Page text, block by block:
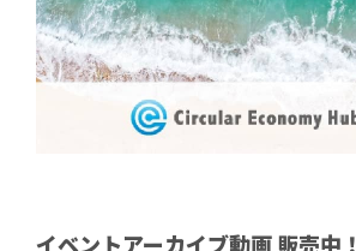
イベントアーカイブ動画 販売中！